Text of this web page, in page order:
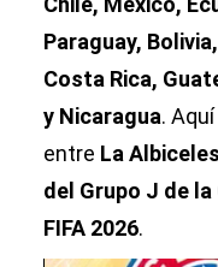
Paraguay,
Costa Rica,
y Nicaragua.
entre La
del Grupo J de la
FIFA 2026.